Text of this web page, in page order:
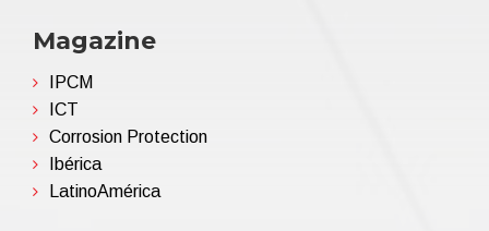
Magazine
IPCM
ICT
Corrosion Protection
Ibérica
LatinoAmérica